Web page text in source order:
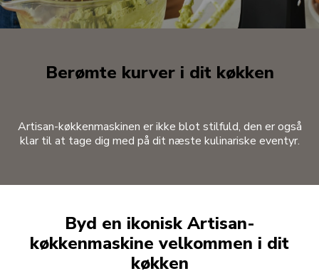
Berømte kurver i dit køkken
Artisan-køkkenmaskinen er ikke blot stilfuld, den er også
klar til at tage dig med på dit næste kulinariske eventyr.
Byd en ikonisk Artisan-
køkkenmaskine velkommen i dit
køkken